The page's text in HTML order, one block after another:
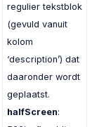
regulier tekstblok
(gevuld vanuit
kolom
‘description’) dat
daaronder wordt
geplaatst.
halfScreen: